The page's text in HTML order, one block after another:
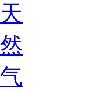
天
然
气